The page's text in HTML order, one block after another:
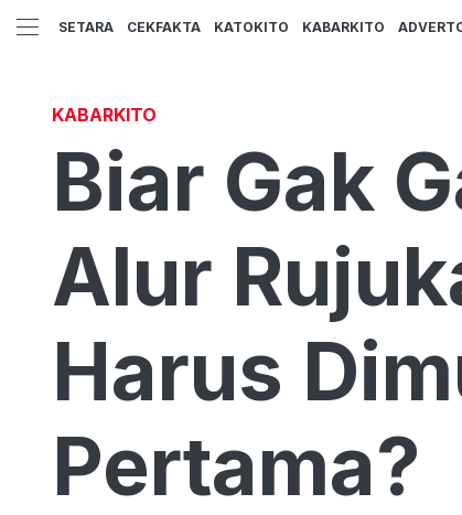
SETARA CEKFAKTA KATOKITO KABARKITO
KABARKITO
Biar Gak
Alur
Harus
Pertama?